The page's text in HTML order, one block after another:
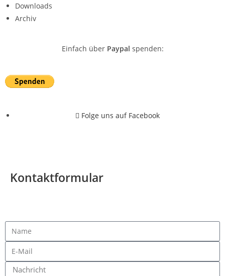
Downloads
Archiv
Einfach über Paypal spenden:
Folge uns auf Facebook
Kontaktformular